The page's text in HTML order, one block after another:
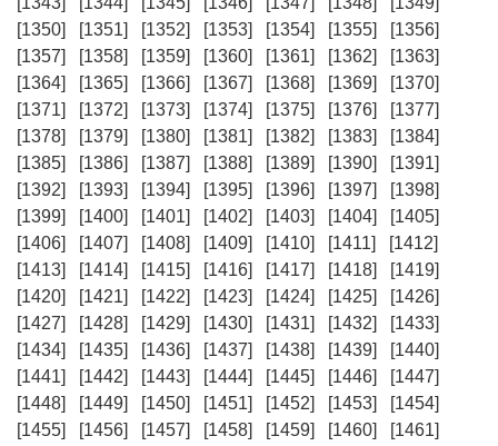
[1350]
[1351] [1352] [1353] [1354] [1355]
[1356]
[1357]
[1358] [1359] [1360] [1361] [1362]
[1363]
[1364]
[1365] [1366] [1367] [1368] [1369]
[1370]
[1371]
[1372] [1373] [1374] [1375] [1376]
[1377]
[1378]
[1379] [1380] [1381] [1382] [1383]
[1384]
[1385]
[1386] [1387] [1388] [1389] [1390]
[1391]
[1392]
[1393] [1394] [1395] [1396] [1397]
[1398]
[1399]
[1400] [1401] [1402] [1403] [1404]
[1405]
[1406]
[1407] [1408] [1409] [1410] [1411]
[1412]
[1413]
[1414] [1415] [1416] [1417] [1418]
[1419]
[1420]
[1421] [1422] [1423] [1424] [1425]
[1426]
[1427]
[1428] [1429] [1430] [1431] [1432]
[1433]
[1434]
[1435] [1436] [1437] [1438] [1439]
[1440]
[1441]
[1442] [1443] [1444] [1445] [1446]
[1447]
[1448]
[1449] [1450] [1451] [1452] [1453]
[1454]
[1455]
[1456] [1457] [1458] [1459] [1460]
[1461]